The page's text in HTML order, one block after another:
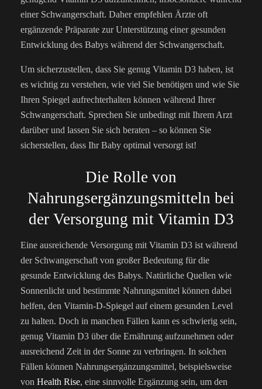
einer Schwangerschaft. Daher empfehlen Ärzte oft
ergänzende Präparate zur Unterstützung einer gesunden
Entwicklung des Babys während der Schwangerschaft.
Um sicherzustellen, dass Sie genug Vitamin D3 haben, ist
es wichtig zu verstehen, wie viel Sie benötigen und wie Sie
Ihren Spiegel aufrechterhalten können während Ihrer
Schwangerschaft. Sprechen Sie unbedingt mit Ihrem Arzt
darüber und lassen Sie sich beraten – so können Sie
sicherstellen, dass Ihr Baby optimal versorgt ist!
Die Rolle von
Nahrungsergänzungsmitteln bei
der Versorgung mit Vitamin D3
Eine ausreichende Versorgung mit Vitamin D3 ist während
der Schwangerschaft von großer Bedeutung für die
gesunde Entwicklung des Babys. Natürliche Quellen wie
Sonnenlicht und bestimmte Nahrungsmittel können dabei
helfen, den Vitamin-D-Spiegel auf einem gesunden Level
zu halten. Doch in manchen Fällen kann es schwierig sein,
genug Vitamin D3 über die Ernährung aufzunehmen oder
ausreichend Zeit in der Sonne zu verbringen. In solchen
Fällen können Nahrungsergänzungsmittel, beispielsweise
von Health Rise, eine sinnvolle Ergänzung sein, um den